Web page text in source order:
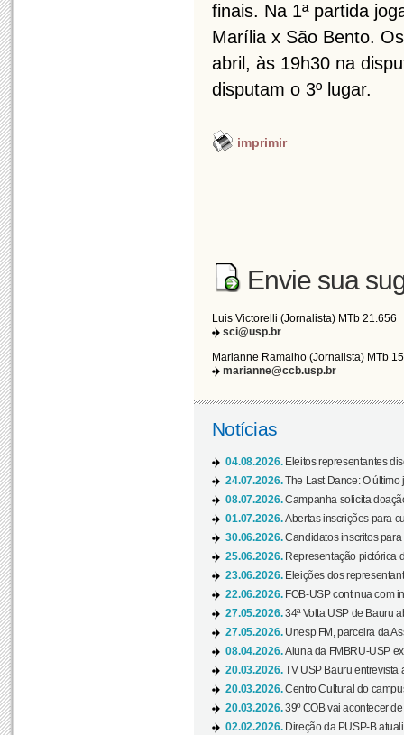
finais. Na 1ª partida
Marília x São Bento.
abril, às 19h30 na
disputam o 3º lugar.
imprimir
Envie sua
Luis Victorelli (Jornalista) MTb 21.656
sci@usp.br
Marianne Ramalho (Jornalista) MTb
marianne@ccb.usp.br
Notícias
04.08.2026. Eleitos representantes
24.07.2026.The Last Dance: O
08.07.2026.Campanha solicita
01.07.2026.Abertas inscrições para
30.06.2026.Candidatos inscritos
25.06.2026. Representação pictórica
23.06.2026. Eleições dos
22.06.2026. FOB-USP continua com
27.05.2026.34ª Volta USP de Bauru
27.05.2026. Unesp FM, parceira da
08.04.2026.Aluna da FMBRU-USP
20.03.2026.TV USP Bauru entrevista
20.03.2026.Centro Cultural do
20.03.2026.39º COB vai acontecer
02.02.2026. Direção da PUSP-B